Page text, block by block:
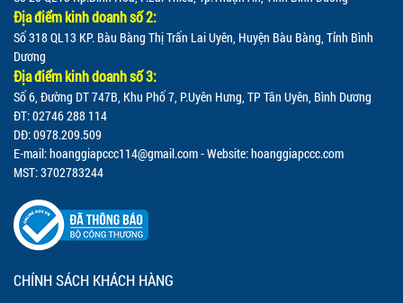
Địa điểm kinh doanh số 2:
Số 318 QL13 KP. Bàu Bàng Thị Trấn Lai Uyên, Huyện Bàu Bàng, Tỉnh Bình
Dương
Địa điểm kinh doanh số 3:
Số 6, Đường DT 747B, Khu Phố 7, P.Uyên Hưng, TP Tân Uyên, Bình Dương
ĐT: 02746 288 114
DĐ: 0978.209.509
E-mail:hoanggiapccc114@gmail.com- Website: hoanggiapccc.com
MST: 3702783244
CHÍNH SÁCH KHÁCH HÀNG